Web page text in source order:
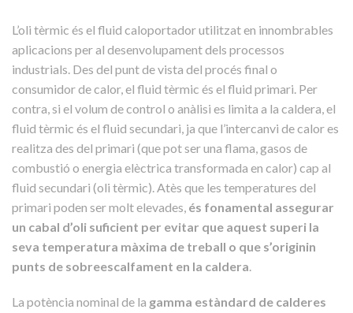
L’oli tèrmic és el fluid caloportador utilitzat en innombrables
aplicacions per al desenvolupament dels processos
industrials. Des del punt de vista del procés final o
consumidor de calor, el fluid tèrmic és el fluid primari. Per
contra, si el volum de control o anàlisi es limita a la caldera, el
fluid tèrmic és el fluid secundari, ja que l’intercanvi de calor es
realitza des del primari (que pot ser una flama, gasos de
combustió o energia elèctrica transformada en calor) cap al
fluid secundari (oli tèrmic). Atès que les temperatures del
primari poden ser molt elevades, és fonamental assegurar
un cabal d’oli suficient per evitar que aquest superi la
seva temperatura màxima de treball o que s’originin
punts de sobreescalfament en la caldera.
La potència nominal de la gamma estàndard de calderes